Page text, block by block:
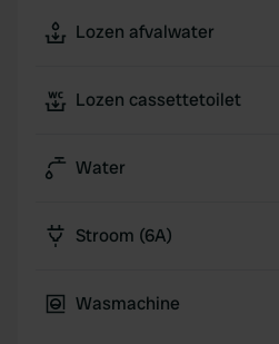
Lozen afvalwater
Lozen cassettetoilet
Water
Stroom (6A)
Wasmachine